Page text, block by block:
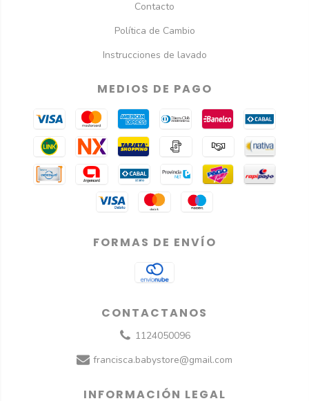
Contacto
Política de Cambio
Instrucciones de lavado
MEDIOS DE PAGO
FORMAS DE ENVÍO
CONTACTANOS
1124050096
francisca.babystore@gmail.com
INFORMACIÓN LEGAL